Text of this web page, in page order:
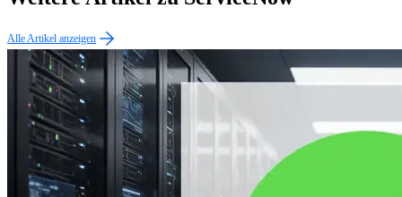
Alle Artikel anzeigen